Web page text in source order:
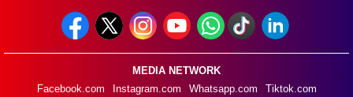
MEDIA NETWORK
Facebook.com
Instagram.com Whatsapp.com Tiktok.com